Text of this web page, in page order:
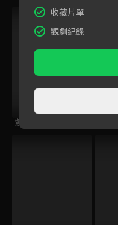
紫釵奇緣
收藏片單
觀劇紀錄